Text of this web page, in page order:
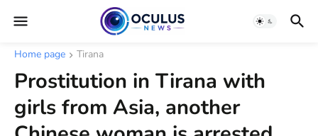
Home page Tirana
Prostitution in Tirana with
girls from Asia, another